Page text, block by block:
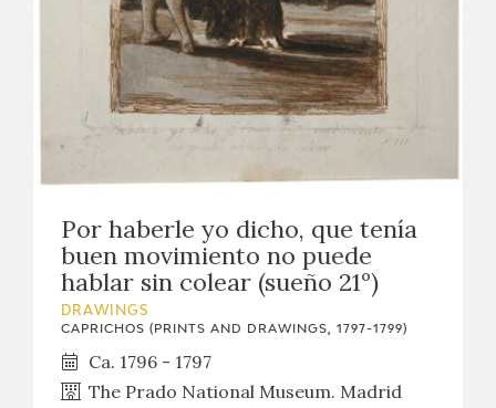
Por haberle yo dicho, que tenía
buen movimiento no puede
hablar sin colear (sueño 21º)
DRAWINGS
CAPRICHOS (PRINTS AND DRAWINGS, 1797-1799)
Ca. 1796 - 1797
The Prado National Museum. Madrid